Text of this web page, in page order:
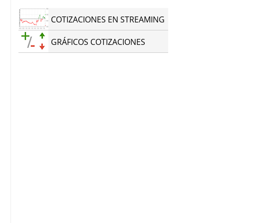
COTIZACIONES EN STREAMING
GRÁFICOS COTIZACIONES